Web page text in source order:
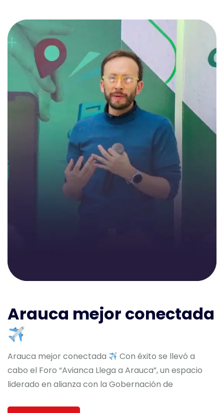
Arauca mejor conectada
Arauca mejor conectada
Con éxito se llevó a
cabo el Foro “Avianca Llega a Arauca”, un espacio
liderado en alianza con la Gobernación de